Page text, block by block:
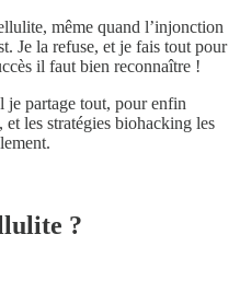
même quand l’injonction
Je la refuse, et je fais tout pour
il faut bien reconnaître !
je partage tout, pour enfin
et les stratégies biohacking les
?